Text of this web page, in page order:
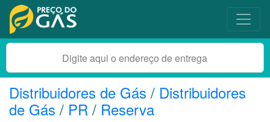
Distribuidores de Gás / Distribuidores
de Gás / PR / Reserva